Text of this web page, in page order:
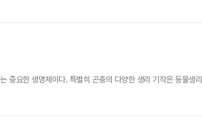
중요한 생명체이다. 특별히 곤충의 다양한 생리 기작은 동물